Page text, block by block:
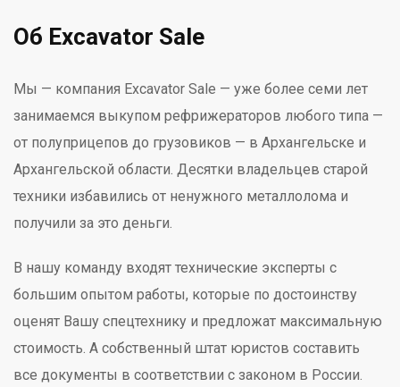
Об Excavator Sale
Мы — компания Excavator Sale — уже более семи лет
занимаемся выкупом рефрижераторов любого типа —
от полуприцепов до грузовиков — в Архангельске и
Архангельской области. Десятки владельцев старой
техники избавились от ненужного металлолома и
получили за это деньги.
В нашу команду входят технические эксперты с
большим опытом работы, которые по достоинству
оценят Вашу спецтехнику и предложат максимальную
стоимость. А собственный штат юристов составить
все документы в соответствии с законом в России.